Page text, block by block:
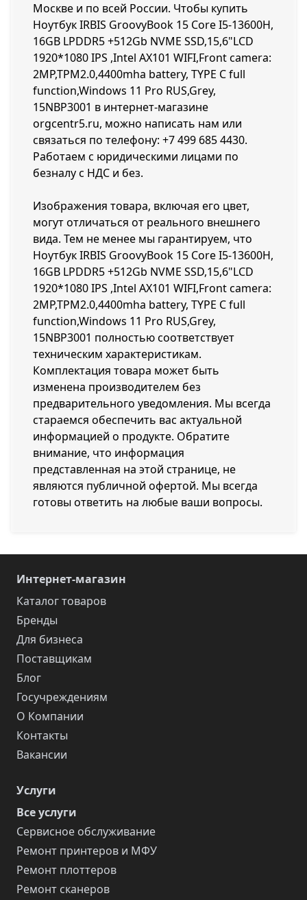
Москве и по всей России. Чтобы купить
Ноутбук IRBIS GroovyBook 15 Core I5-13600H,
16GB LPDDR5 +512Gb NVME SSD,15,6"LCD
1920*1080 IPS ,Intel AX101 WIFI,Front camera:
2MP,TPM2.0,4400mha battery, TYPE C full
function,Windows 11 Pro RUS,Grey,
15NBP3001 в интернет-магазине
orgcentr5.ru, можно написать нам или
связаться по телефону: +7 499 685 4430.
Работаем с юридическими лицами по
безналу с НДС и без.
Изображения товара, включая его цвет,
могут отличаться от реального внешнего
вида. Тем не менее мы гарантируем, что
Ноутбук IRBIS GroovyBook 15 Core I5-13600H,
16GB LPDDR5 +512Gb NVME SSD,15,6"LCD
1920*1080 IPS ,Intel AX101 WIFI,Front camera:
2MP,TPM2.0,4400mha battery, TYPE C full
function,Windows 11 Pro RUS,Grey,
15NBP3001 полностью соответствует
техническим характеристикам.
Комплектация товара может быть
изменена производителем без
предварительного уведомления. Мы всегда
стараемся обеспечить вас актуальной
информацией о продукте. Обратите
внимание, что информация
представленная на этой странице, не
являются публичной офертой. Мы всегда
готовы ответить на любые ваши вопросы.
Интернет-магазин
Каталог товаров
Бренды
Для бизнеса
Поставщикам
Блог
Госучреждениям
О Компании
Контакты
Вакансии
Услуги
Все услуги
Сервисное обслуживание
Ремонт принтеров и МФУ
Ремонт плоттеров
Ремонт сканеров